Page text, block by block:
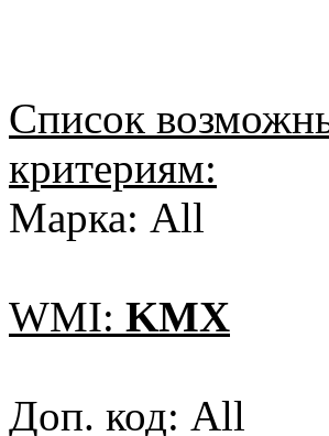
Список
критериям:
Марка: All
WMI: KMX
Доп. код: All